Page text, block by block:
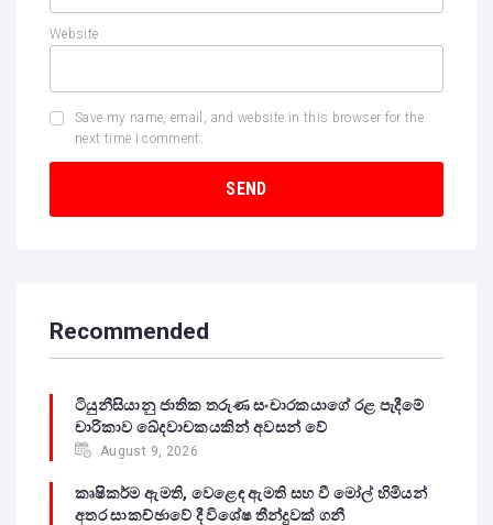
Website
Save my name, email, and website in this browser for the
next time I comment.
Recommended
ටියුනීසියානු ජාතික තරුණ සංචාරකයාගේ රළ පැදීමේ
චාරිකාව ඛේදවාචකයකින් අවසන් වේ‍
August 9, 2026
කෘෂිකර්ම ඇමති, වෙළෙඳ ඇමති සහ වී මෝල් හිමියන්
අතර සාකච්ඡාවේ දී විශේෂ තීන්දුවක් ගනී